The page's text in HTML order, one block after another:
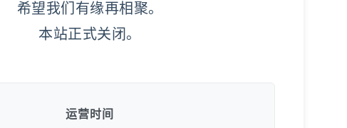
希望我们有缘再相聚。
本站正式关闭。
运营时间